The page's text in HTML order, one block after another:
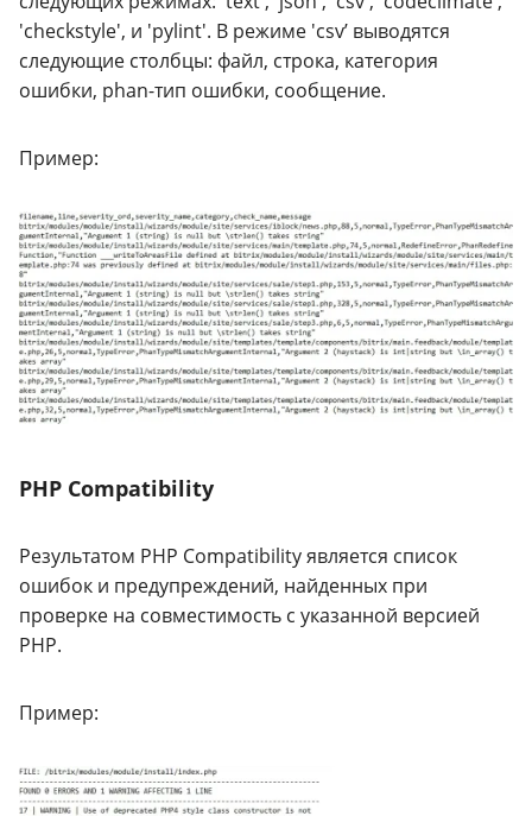
'checkstyle', и 'pylint'. В режиме 'csv’ выводятся
следующие столбцы: файл, строка, категория
ошибки, phan-тип ошибки, сообщение.
Пример:
PHP Compatibility
Результатом PHP Compatibility является список
ошибок и предупреждений, найденных при
проверке на совместимость с указанной версией
PHP.
Пример: